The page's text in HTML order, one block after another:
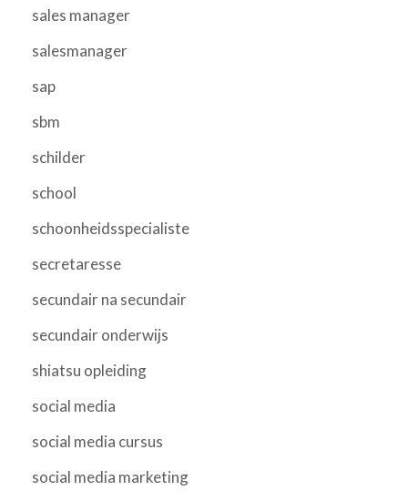
sales manager
salesmanager
sap
sbm
schilder
school
schoonheidsspecialiste
secretaresse
secundair na secundair
secundair onderwijs
shiatsu opleiding
social media
social media cursus
social media marketing